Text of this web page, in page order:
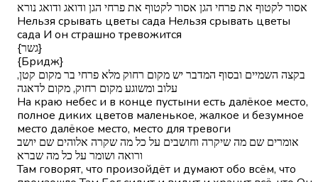
אסור לקטוף את פרחי הגן אסור לקטוף את פרחי הגן ודואג ודואג נורא
Нельзя срывать цветы сада Нельзя срывать цветы
сада И он страшно тревожится
{גשר}
{Бридж}
בקצה השמיים ובסוף המדבר יש מקום רחוק מלא פרחי בר מקום קטן,
עלוב ומשוגע מקום רחוק, מקום לדאגה
На краю небес и в конце пустыни есть далёкое место,
полное диких цветов маленькое, жалкое и безумное
место далёкое место, место для тревоги
אומרים שם מה שיקרה וחושבים על כל מה שקרה אלוהים שם יושב
ורואה ושומר על כל מה שברא
Там говорят, что произойдёт и думают обо всём, что